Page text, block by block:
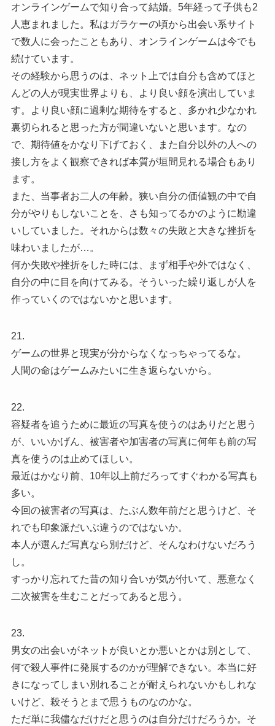
オンラインゲームで知り合って結婚。5年経って子供も2
人恵まれました。私はガラケーの頃から出会い系サイト
で数人に会ったこともあり、オンラインゲームは今でも
続けています。
その経験から思うのは、ネット上では自分も含めてほと
んどの人が現実世界よりも、より良い顔を演出していま
す。より良い顔に過剰な期待をすると、多かれ少なかれ
裏切られると思った方が間違いないと思います。なの
で、期待値をかなり下げておく、また自分以外の人への
接し方をよく観察できれば本質が垣間見れる場合もあり
ます。
また、当事者お二人の年齢。狭い自分の価値観の中で自
分がやりもしないことを、さも知ってるかのように勘違
いしていました。それからは数々の失敗と大きな挫折を
味わいましたが…。
何か失敗や挫折をした時には、まず相手や外ではなく、
自分の中に目を向けてみる。そういった繰り返しが人を
作っていくのではないかと思います。
21.
ゲームの世界と現実が分からなくなっちゃってるな。
人間の命はゲームみたいに生き返らないから。
22.
容疑者を追うために最近の写真を使うのはありだと思う
が、いいかげん、被害者や加害者の写真に何年も前の写
真を使うのは止めてほしい。
最近はかなり前、10年以上前だろってすぐわかる写真も
多い。
今回の被害者の写真は、たぶん数年前だと思うけど、そ
れでも印象派だいぶ違うのではないか。
本人が選んだ写真なら別だけど、そんなわけないだろう
し。
すっかり忘れてた昔の知り合いが気が付いて、悪意なく
二次被害を生むことだってあると思う。
23.
男女の出会いがネットが良いとか悪いとかは別として、
何で殺人事件に発展するのかが理解できない。本当に好
きになってしまい別れることが耐えられないかもしれな
いけど、殺そうとまで思うものなのかな。
ただ単に我儘なだけだと思うのは自分だけだろうか。そ